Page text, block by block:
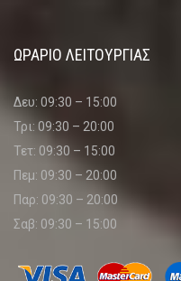
ΩΡΑΡΙΟ ΛΕΙΤΟΥΡΓΙΑΣ
Δευ: 09:30 – 15:00
Τρι: 09:30 – 20:00
Τετ: 09:30 – 15:00
Πεμ: 09:30 – 20:00
Παρ: 09:30 – 20:00
Σαβ: 09:30 – 15:00